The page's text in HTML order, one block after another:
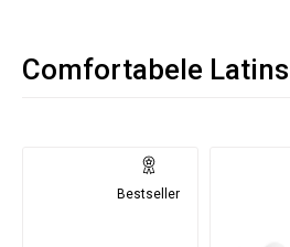
Comfortabele
Bestseller